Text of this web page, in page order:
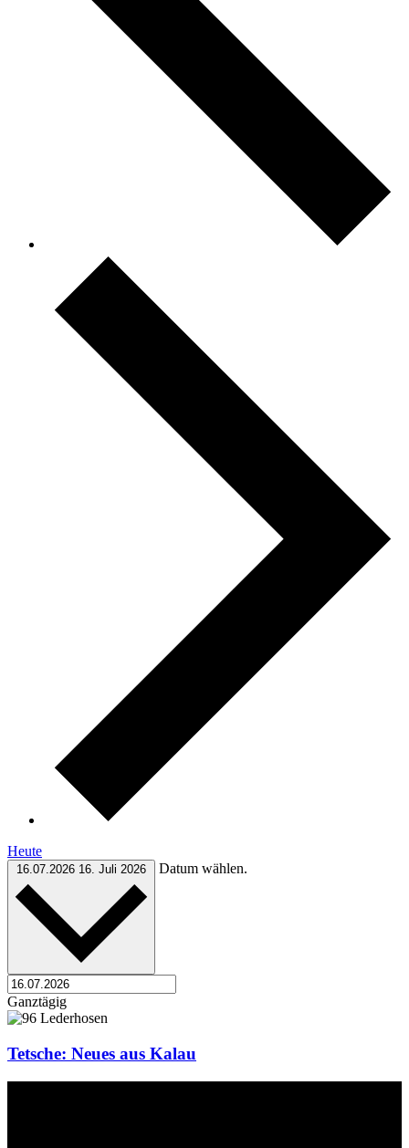
Heute
16.07.2026 16. Juli 2026 Datum wählen.
Ganztägig
Tetsche: Neues aus Kalau